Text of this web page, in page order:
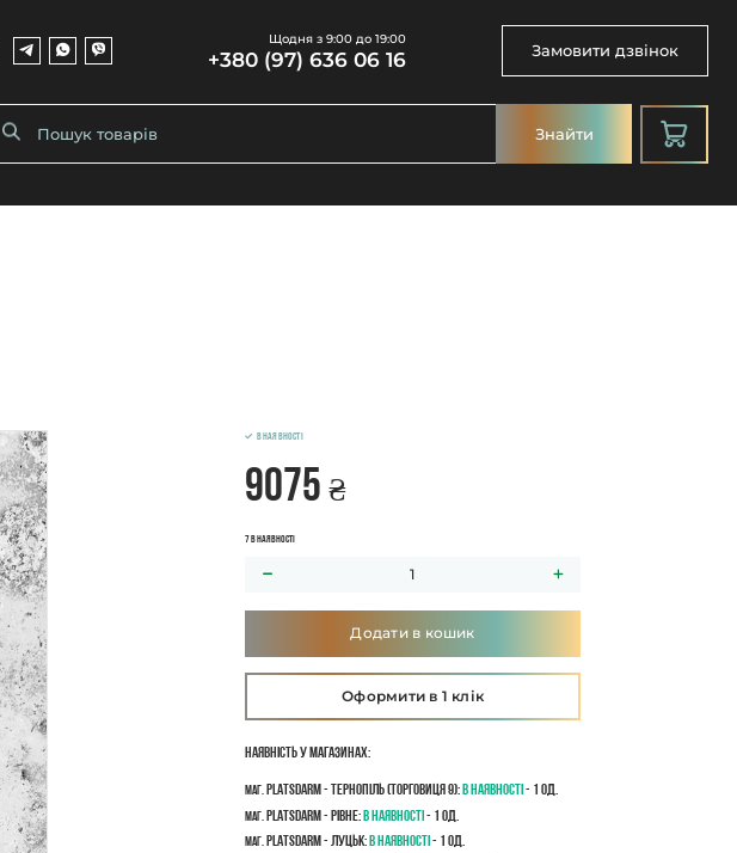
Щодня з 9:00 до 19:00
+380 (97) 636 06 16 Замовити дзвінок
Знайти
В наявності
9075₴
7 в наявності
Додати в кошик
Оформити в 1 клік
Наявність у магазинах:
маг. PLATSDARM - Тернопіль (Торговиця 9): В наявності - 1 од.
маг. PLATSDARM - Рівне: В наявності - 1 од.
маг. PLATSDARM - Луцьк: В наявності - 1 од.